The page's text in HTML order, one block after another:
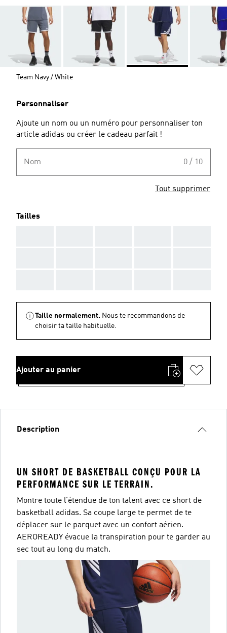
Team Navy / White
Personnaliser
Ajoute un nom ou un numéro pour personnaliser ton
article adidas ou créer le cadeau parfait !
Nom 0 / 10
Tout supprimer
Tailles
Taille normalement. Nous te recommandons de
choisir ta taille habituelle.
Ajouter au panier
Description
UN SHORT DE BASKETBALL CONÇU POUR LA
PERFORMANCE SUR LE TERRAIN.
Montre toute l’étendue de ton talent avec ce short de
basketball adidas. Sa coupe large te permet de te
déplacer sur le parquet avec un confort aérien.
AEROREADY évacue la transpiration pour te garder au
sec tout au long du match.